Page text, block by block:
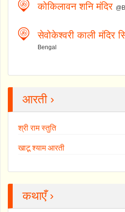
कोकिलावन शनि मंदिर
सेवोकेश्वरी काली मंदिर
Bengal
आरती ›
श्री राम स्तुति
खाटू श्याम आरती
कथाएँ ›